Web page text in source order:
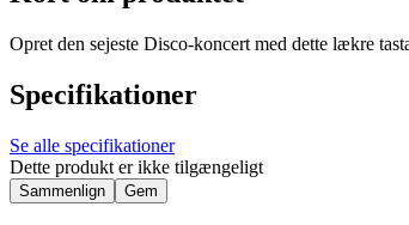
Opret den sejeste Disco-koncert med dette lækre
Specifikationer
Se alle specifikationer
Dette produkt er ikke tilgængeligt
Sammenlign Gem